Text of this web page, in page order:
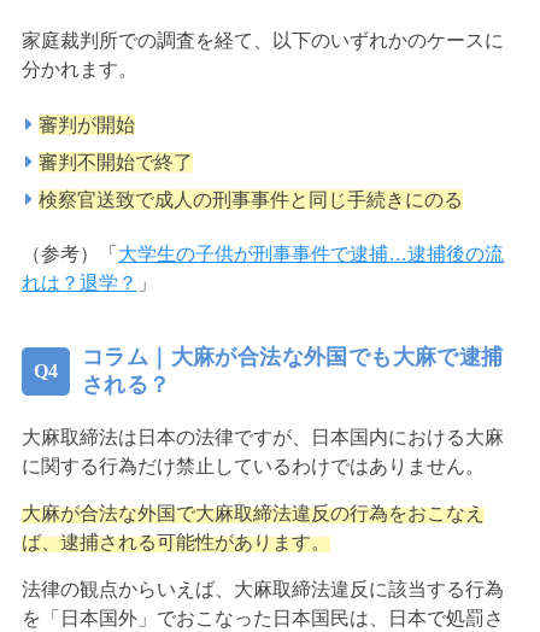
家庭裁判所での調査を経て、以下のいずれかのケースに
分かれます。
審判が開始
審判不開始で終了
検察官送致で成人の刑事事件と同じ手続きにのる
（参考）「 大学生の子供が刑事事件で逮捕…逮捕後の流
れは？退学？ 」
コラム｜大麻が合法な外国でも大麻で逮捕
される？
大麻取締法は日本の法律ですが、日本国内における大麻
に関する行為だけ禁止しているわけではありません。
大麻が合法な外国で大麻取締法違反の行為をおこなえ
ば、逮捕される可能性があります。
法律の観点からいえば、大麻取締法違反に該当する行為
を「日本国外」でおこなった日本国民は、日本で処罰さ